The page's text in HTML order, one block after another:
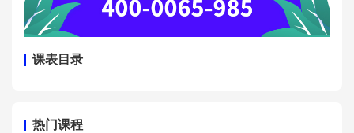
课表目录
热门课程